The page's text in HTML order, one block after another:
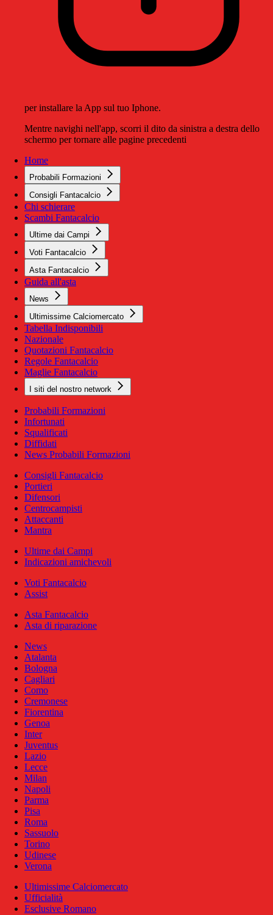
per installare la App sul tuo Iphone.
Mentre navighi nell'app, scorri il dito da sinistra a destra dello
schermo per tornare alle pagine precedenti
Home
Probabili Formazioni
Consigli Fantacalcio
Chi schierare
Scambi Fantacalcio
Ultime dai Campi
Voti Fantacalcio
Asta Fantacalcio
Guida all'asta
News
Ultimissime Calciomercato
Tabella Indisponibili
Nazionale
Quotazioni Fantacalcio
Regole Fantacalcio
Maglie Fantacalcio
I siti del nostro network
Probabili Formazioni
Infortunati
Squalificati
Diffidati
News Probabili Formazioni
Consigli Fantacalcio
Portieri
Difensori
Centrocampisti
Attaccanti
Mantra
Ultime dai Campi
Indicazioni amichevoli
Voti Fantacalcio
Assist
Asta Fantacalcio
Asta di riparazione
News
Atalanta
Bologna
Cagliari
Como
Cremonese
Fiorentina
Genoa
Inter
Juventus
Lazio
Lecce
Milan
Napoli
Parma
Pisa
Roma
Sassuolo
Torino
Udinese
Verona
Ultimissime Calciomercato
Ufficialità
Esclusive Romano